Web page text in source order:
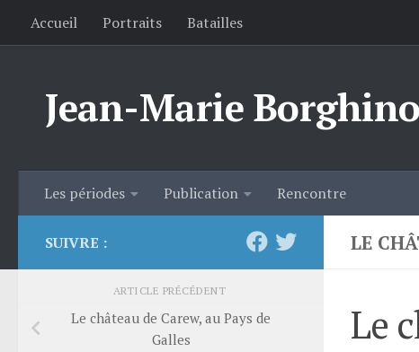
Skip to content
Accueil Portraits Batailles
Jean-Marie Borghino
Les périodes Publication Rencontre
LE
Le
SUIVRE :
ARTICLE PRÉCÉDENT
Le château de Carew, au Pays de
Galles